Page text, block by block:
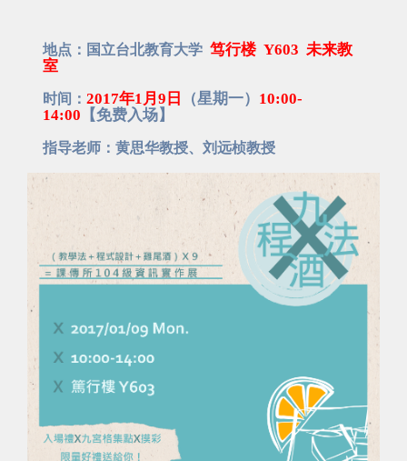
地点：国立台北教育大学 笃行楼 Y603 未来教
室
时间： 2017年1月9日 （星期一） 10:00-
14:00 【免费入场】
指导老师：黄思华教授、刘远桢教授